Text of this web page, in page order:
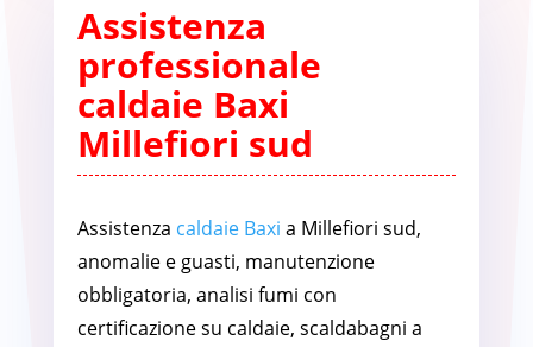
Assistenza
professionale
caldaie Baxi
Millefiori sud
Assistenza caldaie Baxi a Millefiori sud,
anomalie e guasti, manutenzione
obbligatoria, analisi fumi con
certificazione su caldaie, scaldabagni a